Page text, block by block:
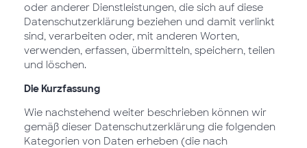
oder anderer Dienstleistungen, die sich auf diese
Datenschutzerklärung beziehen und damit verlinkt
sind, verarbeiten oder, mit anderen Worten,
verwenden, erfassen, übermitteln, speichern, teilen
und löschen.
Die Kurzfassung
Wie nachstehend weiter beschrieben können wir
gemäß dieser Datenschutzerklärung die folgenden
Kategorien von Daten erheben (die nach